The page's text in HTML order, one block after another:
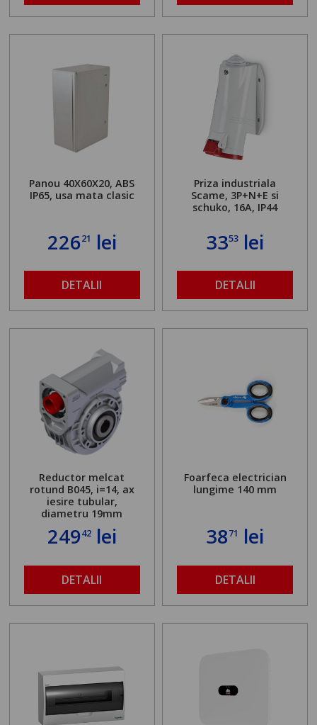
Panou 40X60X20, ABS
IP65, usa mata clasic
22621 lei
DETALII
Priza industriala
Scame, 3P+N+E si
schuko, 16A, IP44
3353 lei
DETALII
Reductor melcat
rotund B045, i=14, ax
iesire tubular,
diametru 19mm
24942lei
DETALII
Foarfeca electrician
lungime 140 mm
3871 lei
DETALII